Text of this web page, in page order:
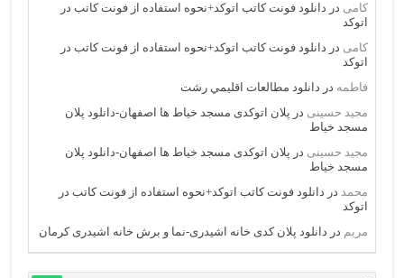
کامی در دانلود فونت کاتب اتوکد+نحوه استفاده از فونت کاتب در
اتوکد
کامی در دانلود فونت کاتب اتوکد+نحوه استفاده از فونت کاتب در
اتوکد
فاطمه در دانلود مطالعات اقليمي رشت
مجید حسینی در پلان اتوکدی مسجد خیاط ها اصفهان-دانلود پلان
مسجد خیاط
مجید حسینی در پلان اتوکدی مسجد خیاط ها اصفهان-دانلود پلان
مسجد خیاط
محمد در دانلود فونت کاتب اتوکد+نحوه استفاده از فونت کاتب در
اتوکد
مریم در دانلود پلان کدی خانه اشیدری-نما و برش خانه اشیدری کرمان